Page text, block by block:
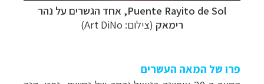
Puente Rayito de Sol, אחד הגשרים על נהר
רימאק (צילום: Art DiNo)
פרו של המאה העשרים